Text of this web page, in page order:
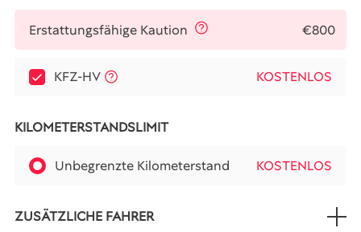
Erstattungsfähige Kaution €800
KFZ-HV KOSTENLOS
KILOMETERSTANDSLIMIT
Unbegrenzte Kilometerstand KOSTENLOS
ZUSÄTZLICHE FAHRER